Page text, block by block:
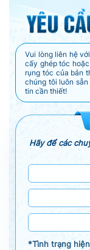
Vui lòng liên hệ
cấy ghép tóc
rụng tóc của bản
chúng tôi luôn
tin cần thiết!
Hãy để các
*Tình trạng